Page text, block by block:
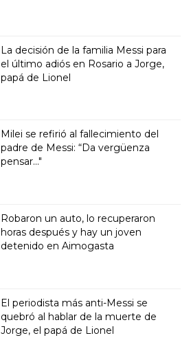
La decisión de la familia Messi para
el último adiós en Rosario a Jorge,
papá de Lionel
Milei se refirió al fallecimiento del
padre de Messi: “Da vergüenza
pensar..."
Robaron un auto, lo recuperaron
horas después y hay un joven
detenido en Aimogasta
El periodista más anti-Messi se
quebró al hablar de la muerte de
Jorge, el papá de Lionel